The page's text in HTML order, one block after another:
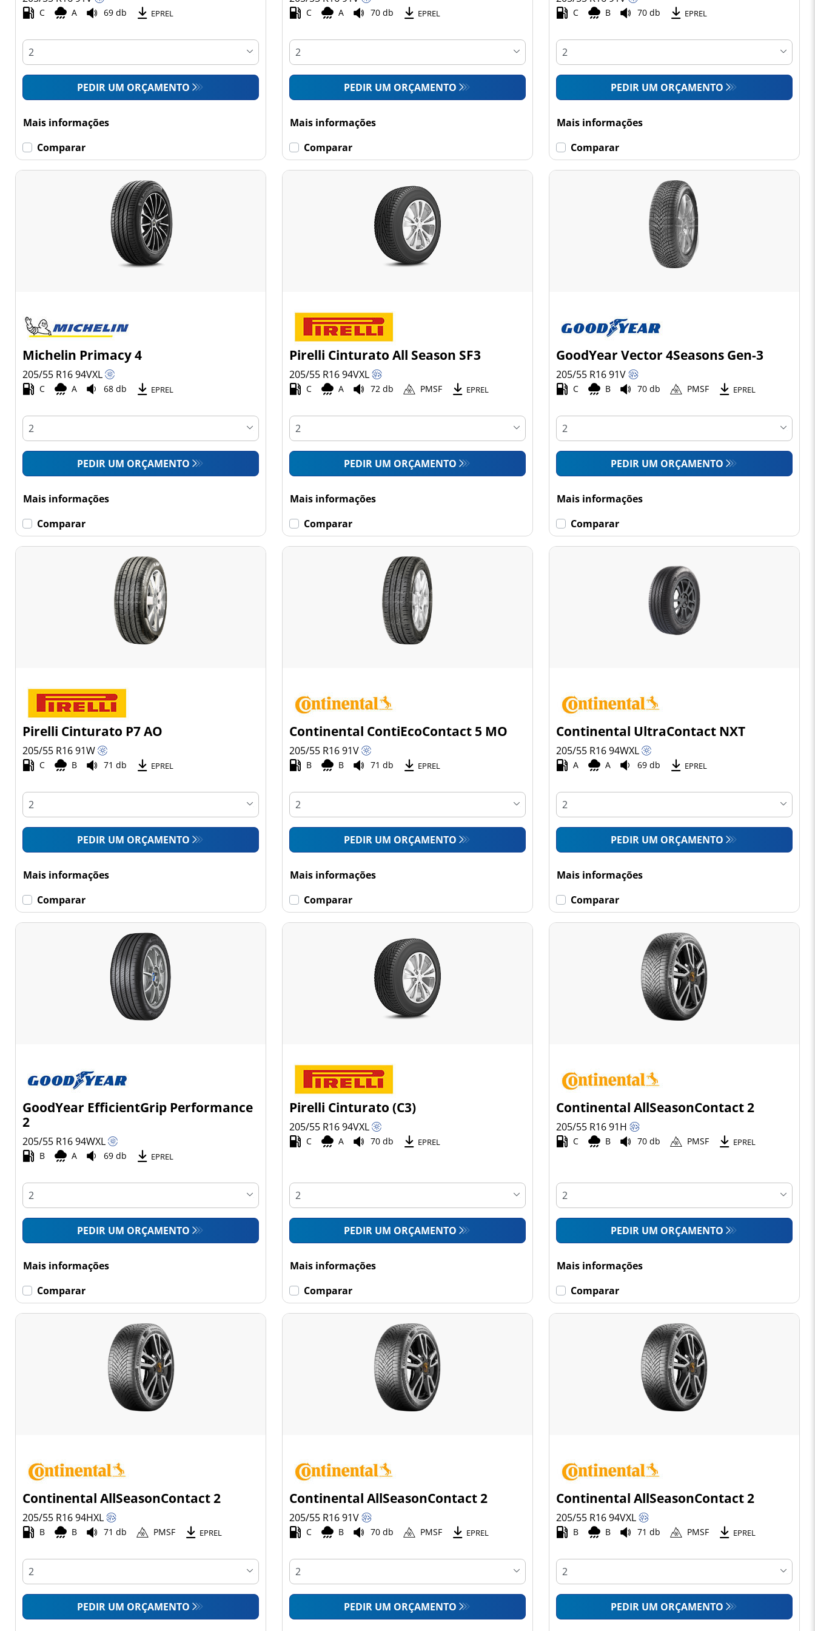
Comercial (0)
Esvaziamento limitado
Runflat (16)
Sem esvaziamento
opções
C A 69 db EPREL
PEDIR UM ORÇAMENTO
Mais informações
Comparar
C A 70 db EPREL
PEDIR UM ORÇAMENTO
Mais informações
Comparar
C B 70 db EPREL
PEDIR UM ORÇAMENTO
Mais informações
Comparar
Michelin Primacy 4
205/55 R1694VXL
C A 68 db EPREL
PEDIR UM ORÇAMENTO
Mais informações
Comparar
Pirelli Cinturato All Season SF3
205/55 R1694VXL
C A 72 db PMSF EPREL
PEDIR UM ORÇAMENTO
Mais informações
Comparar
GoodYear Vector 4Seasons Gen-3
205/55 R1691V
C B 70 db PMSF EPREL
PEDIR UM ORÇAMENTO
Mais informações
Comparar
Pirelli Cinturato P7 AO
205/55 R1691W
C B 71 db EPREL
PEDIR UM ORÇAMENTO
Mais informações
Comparar
Continental ContiEcoContact 5 MO
205/55 R1691V
B B 71 db EPREL
PEDIR UM ORÇAMENTO
Mais informações
Comparar
Continental UltraContact NXT
205/55 R1694WXL
A A 69 db EPREL
PEDIR UM ORÇAMENTO
Mais informações
Comparar
GoodYear EfficientGrip Performance
2
205/55 R1694WXL
B A 69 db EPREL
PEDIR UM ORÇAMENTO
Mais informações
Comparar
Pirelli Cinturato (C3)
205/55 R1694VXL
C A 70 db EPREL
PEDIR UM ORÇAMENTO
Mais informações
Comparar
Continental AllSeasonContact 2
205/55 R1691H
C B 70 db PMSF EPREL
PEDIR UM ORÇAMENTO
Mais informações
Comparar
Continental AllSeasonContact 2
205/55 R1694HXL
B B 71 db PMSF EPREL
PEDIR UM ORÇAMENTO
Continental AllSeasonContact 2
205/55 R1691V
C B 70 db PMSF EPREL
PEDIR UM ORÇAMENTO
Continental AllSeasonContact 2
205/55 R1694VXL
B B 71 db PMSF EPREL
PEDIR UM ORÇAMENTO